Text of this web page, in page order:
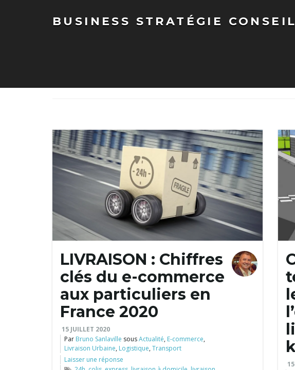
BUSINESS STRATÉGIE
LIVRAISON : Chiffres
clés du e-commerce
aux particuliers en
France 2020
15 JUILLET 2020
Par Bruno Sanlaville sousActualité, E-commerce,
Livraison Urbaine, Logistique,Transport
Laisser une réponse